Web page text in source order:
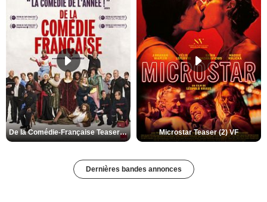
De la Comédie-Française Teaser (3) VF Microstar Teaser (2) VF
Dernières bandes annonces